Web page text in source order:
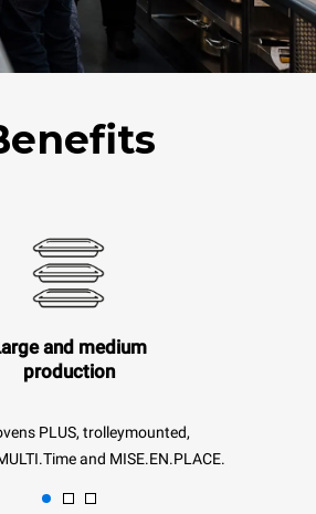
and medium
production
PLUS, trolleymounted,
and MISE.EN.PLACE.